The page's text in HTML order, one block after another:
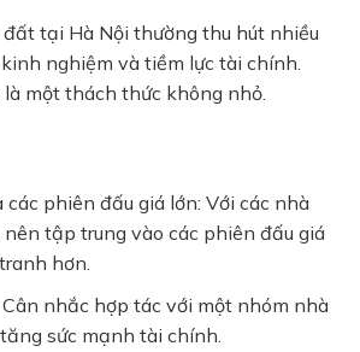
tại Hà Nội thường thu hút nhiều
nghiệm và tiềm lực tài chính.
một thách thức không nhỏ.
các phiên đấu giá lớn: Với các nhà
tập trung vào các phiên đấu giá
hơn.
Cân nhắc hợp tác với một nhóm nhà
sức mạnh tài chính.